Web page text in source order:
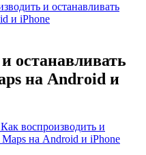
и останавливать
и iPhone
останавливать
на Android и
воспроизводить и
на Android и iPhone